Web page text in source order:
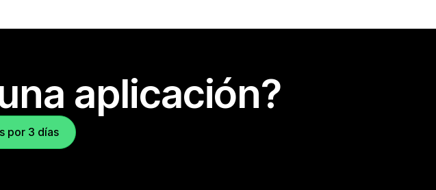
aplicación?
por 3 días